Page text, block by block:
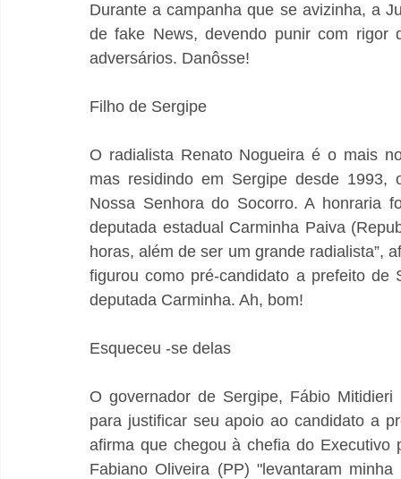
Durante a campanha que se avizinha, a
de fake News, devendo punir com rigor
adversários. Danôsse!
Filho de Sergipe
O radialista Renato Nogueira é o mais
mas residindo em Sergipe desde 1993,
Nossa Senhora do Socorro. A honraria
deputada estadual Carminha Paiva
horas, além de ser um grande radialista”,
figurou como pré-candidato a prefeito
deputada Carminha. Ah, bom!
Esqueceu -se delas
O governador de Sergipe, Fábio
para justificar seu apoio ao candidato a
afirma que chegou à chefia do Executivo
Fabiano Oliveira (PP) "levantaram